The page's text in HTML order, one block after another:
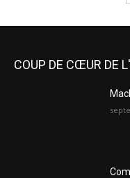
COUP DE CŒUR DE